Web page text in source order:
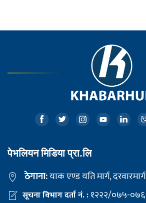
पेभलियन मिडिया प्रा.लि
ठेगाना:याक एण्ड यति मार्ग, दरवारमार्ग
सूचना विभाग दर्ता नं. :१२२२/०७५-०७६